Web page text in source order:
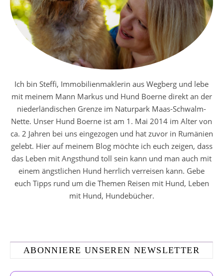
Ich bin Steffi, Immobilienmaklerin aus Wegberg und lebe
mit meinem Mann Markus und Hund Boerne direkt an der
niederländischen Grenze im Naturpark Maas-Schwalm-
Nette. Unser Hund Boerne ist am 1. Mai 2014 im Alter von
ca. 2 Jahren bei uns eingezogen und hat zuvor in Rumänien
gelebt. Hier auf meinem Blog möchte ich euch zeigen, dass
das Leben mit Angsthund toll sein kann und man auch mit
einem ängstlichen Hund herrlich verreisen kann. Gebe
euch Tipps rund um die Themen Reisen mit Hund, Leben
mit Hund, Hundebücher.
ABONNIERE UNSEREN NEWSLETTER